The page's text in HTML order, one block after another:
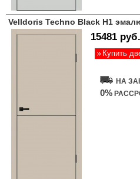
Velldoris Techno Black H1
15481 руб.
Купить
НА
0%